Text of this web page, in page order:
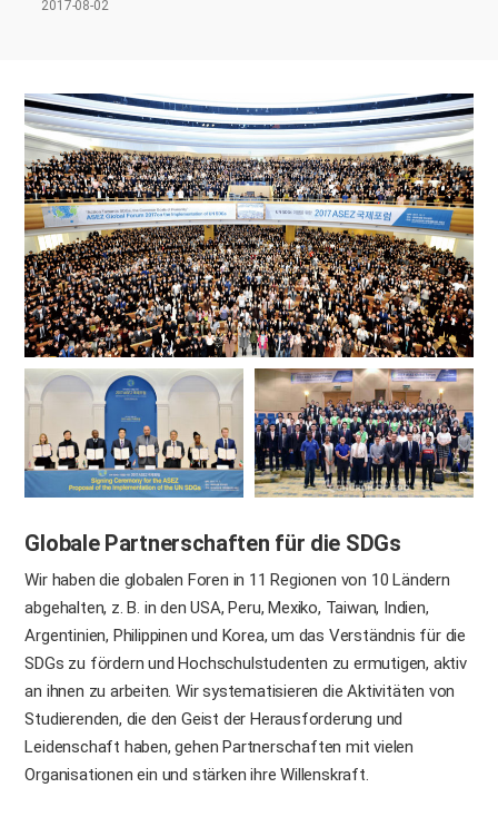
2017-08-02
Globale Partnerschaften für die SDGs
Wir haben die globalen Foren in 11 Regionen von 10 Ländern
abgehalten, z. B. in den USA, Peru, Mexiko, Taiwan, Indien,
Argentinien, Philippinen und Korea, um das Verständnis für die
SDGs zu fördern und Hochschulstudenten zu ermutigen, aktiv
an ihnen zu arbeiten. Wir systematisieren die Aktivitäten von
Studierenden, die den Geist der Herausforderung und
Leidenschaft haben, gehen Partnerschaften mit vielen
Organisationen ein und stärken ihre Willenskraft.